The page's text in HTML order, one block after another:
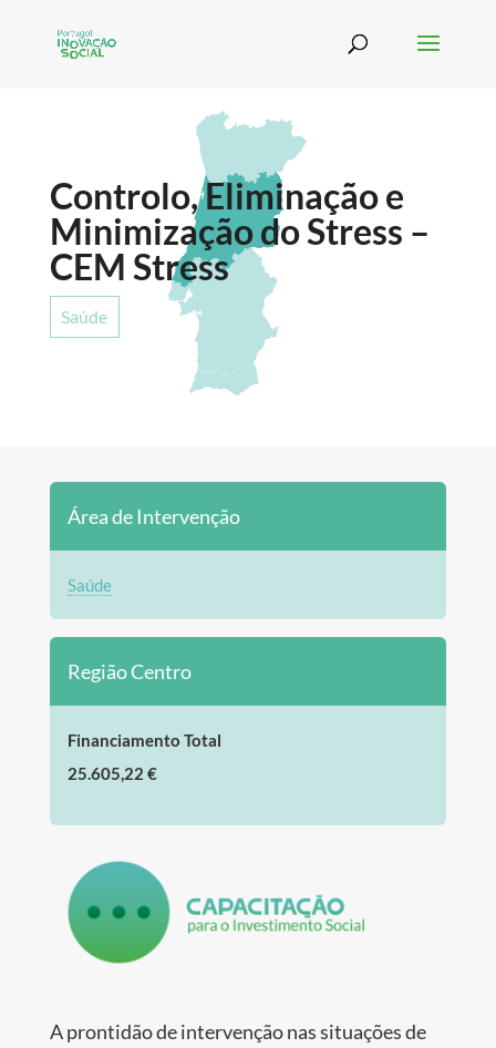
Controlo, Eliminação e
Minimização do Stress –
CEM Stress
Saúde
Área de Intervenção
Saúde
Região Centro
Financiamento Total
25.605,22 €
A prontidão de intervenção nas situações de